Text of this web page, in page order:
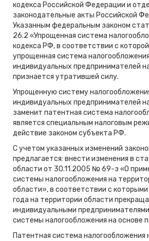
кодекса Российской Федерации и
законодательные акты Российской
Указанным федеральным законом
26.2 «Упрощенная система
кодекса РФ, в соответствии с
упрощенная система
индивидуальных предпринимателей
признается утратившей силу.
Упрощенную систему
индивидуальных предпринимателей
заменит патентная система
является специальным налоговым
действие законом субъекта РФ.
С учетом указанных изменений
предлагается: внести изменения в
области от 30.11.2005 № 69-з «О
системы налогообложения на
области», в соответствии с которыми
года на территории области
индивидуальными
системы налогообложения на основе
Патентная система налогообложения